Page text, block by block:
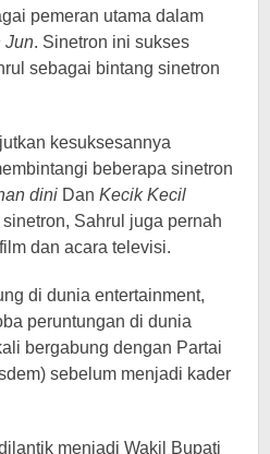
pemeran utama dalam
Jun. Sinetron ini sukses
sebagai bintang sinetron
kesuksesannya
beberapa sinetron
dini Dan Kecik Kecil
Sahrul juga pernah
dan acara televisi.
di dunia entertainment,
peruntungan di dunia
bergabung dengan Partai
sebelum menjadi kader
menjadi Wakil Bupati